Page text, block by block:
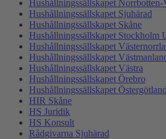
Hushållningssällskapet Norrbotten-
Hushållningssällskapet Sjuhärad
Hushållningssällskapet Skåne
Hushållningssällskapet Stockholm
Hushållningssällskapet
Hushållningssällskapet
Hushållningssällskapet Västra
Hushållningssällskapet Örebro
Hushållningssällskapet Östergötland
HIR Skåne
HS Juridik
HS Konsult
Rådgivarna Sjuhärad